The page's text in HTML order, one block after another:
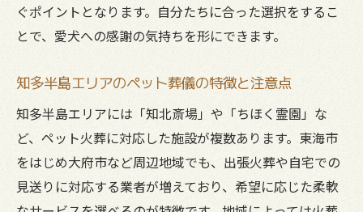
ぐポイントとなります。自分たちに合った選択をするこ
とで、愛犬への感謝の気持ちを形にできます。
知多半島エリアのペット葬儀の特徴と注意点
知多半島エリアには「知北斎場」や「ちほく霊園」な
ど、ペット火葬に対応した施設が複数あります。東海市
をはじめ大府市など周辺地域でも、出張火葬や自宅での
見送りに対応する業者が増えており、希望に応じた柔軟